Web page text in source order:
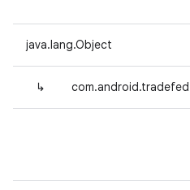
java.lang.Object
↳